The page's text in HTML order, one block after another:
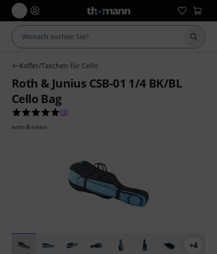
Suche
Koffer/Taschen für Cello
Roth & Junius CSB-01 1/4 BK/BL
Cello Bag
5.0 von 5 Sternen aus 3 Kundenbewertungen
(3)
+4